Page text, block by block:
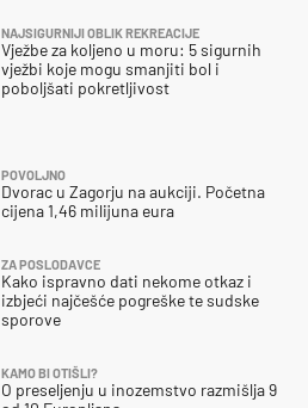
POVOLJNO
Dvorac u Zagorju na aukciji. Početna
cijena 1,46 milijuna eura
ZA POSLODAVCE
Kako ispravno dati nekome otkaz i
izbjeći najčešće pogreške te sudske
sporove
KAMO BI OTIŠLI?
O preseljenju u inozemstvo razmišlja 9
NAJSIGURNIJI OBLIK REKREACIJE
Vježbe za koljeno u moru: 5 sigurnih
vježbi koje mogu smanjiti bol i
poboljšati pokretljivost